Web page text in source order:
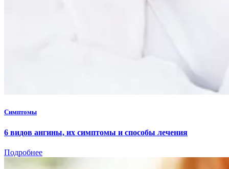
Симптомы
6 видов ангины, их симптомы и способы лечения
Подробнее